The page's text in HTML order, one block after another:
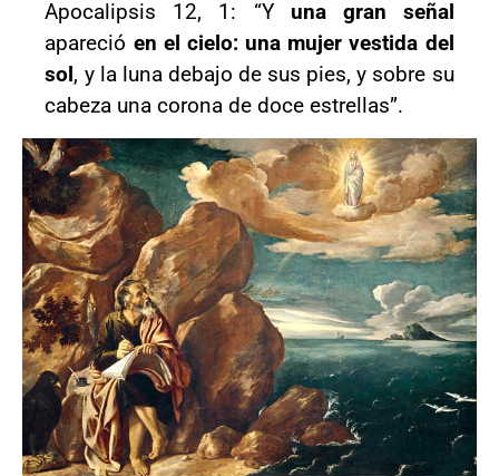
Apocalipsis 12, 1: “Y una gran señal
apareció en el cielo: una mujer vestida del
sol , y la luna debajo de sus pies, y sobre su
cabeza una corona de doce estrellas”.